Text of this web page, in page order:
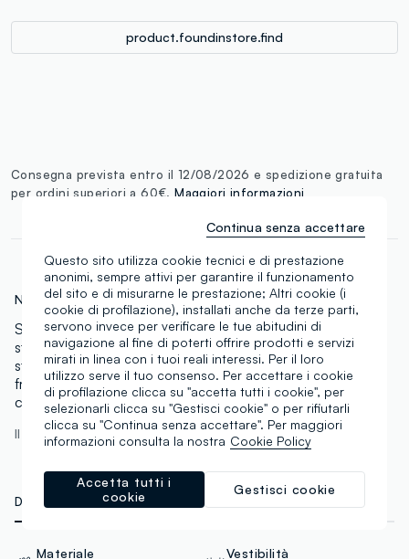
product.foundinstore.find
Consegna prevista entro il 12/08/2026 e spedizione gratuita
per ordini superiori a 60€.Maggiori informazioni
N.Art:002658755
Shorts mocha UTOPJA in puro lino. Regular fit con
struttura aderente. Vita elasticizzata per una vestibilità
stabile e confortevole. Design essenziale con tasche
frontali e posteriori. Ideali per look minimal e
contemporanei.
Il modello è alto 190 cm ed indossa una M
DETTAGLI TECNICI
Materiale
Vestibilità
Questo sito utilizza cookie tecnici e di prestazione
anonimi, sempre attivi per garantire il funzionamento
del sito e di misurarne le prestazione; Altri cookie (i
cookie di profilazione), installati anche da terze parti,
servono invece per verificare le tue abitudini di
navigazione al fine di poterti offrire prodotti e servizi
mirati in linea con i tuoi reali interessi. Per il loro
utilizzo serve il tuo consenso. Per accettare i cookie
di profilazione clicca su "accetta tutti i cookie", per
selezionarli clicca su "Gestisci cookie" o per rifiutarli
clicca su "Continua senza accettare". Per maggiori
informazioni consulta la nostra Cookie Policy
Gestisci cookie
Accetta tutti i
cookie
Continua senza accettare